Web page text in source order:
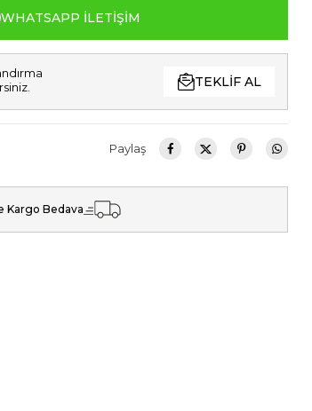
WHATSAPP İLETIŞIM
TEKLIF AL
Paylaş
Kargo Bedava